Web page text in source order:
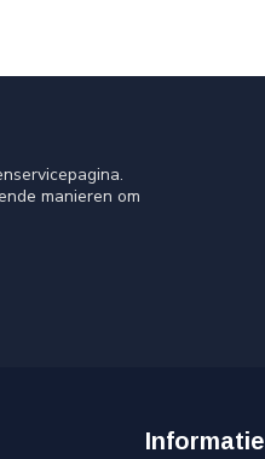
manieren om
Informatie